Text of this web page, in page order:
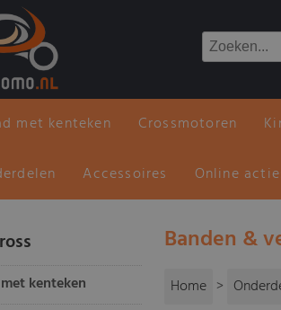
met kenteken Crossmotoren
Accessoires Online
kenteken
Banden &
Home >